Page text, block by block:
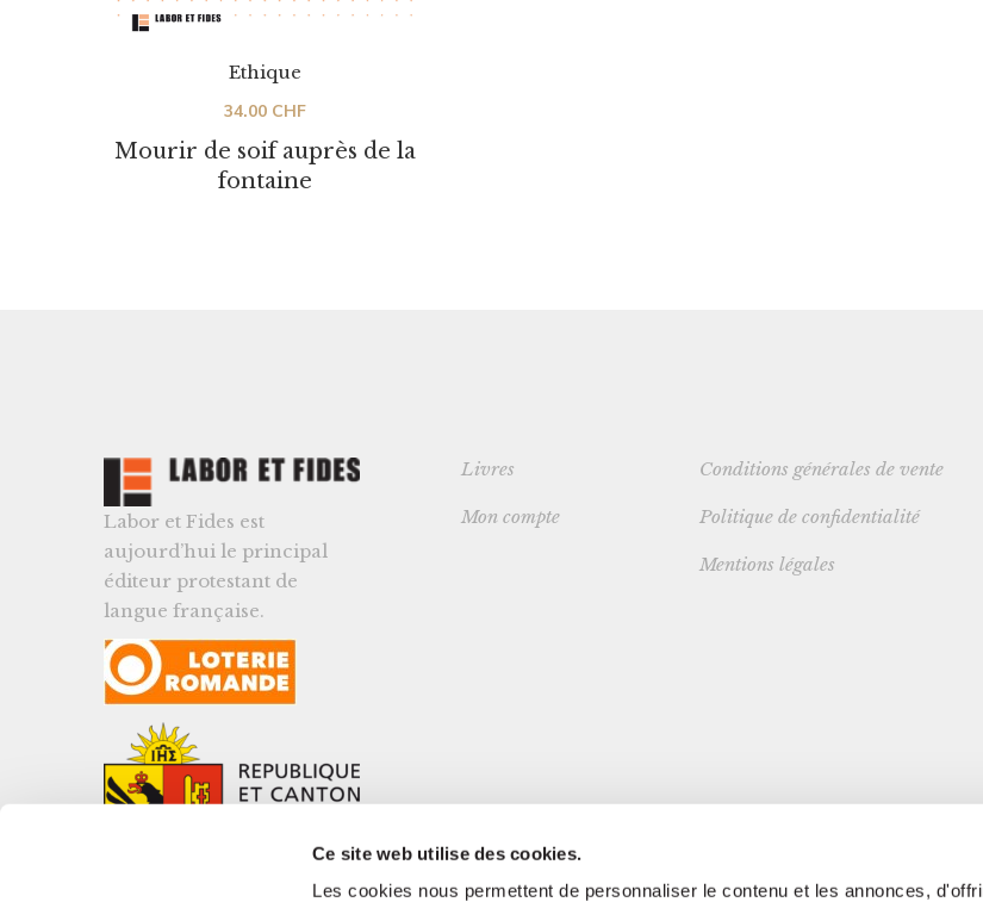
Ce site web utilise des cookies.
Les cookies nous permettent de personnaliser le contenu et les annonces,
Mourir de soif auprès de la
fontaine
Ethique
34.00 CHF
Labor et Fides est
aujourd’hui le principal
éditeur protestant de
langue française.
Livres
Mon compte
Conditions générales de vente
Politique de confidentialité
Mentions légales